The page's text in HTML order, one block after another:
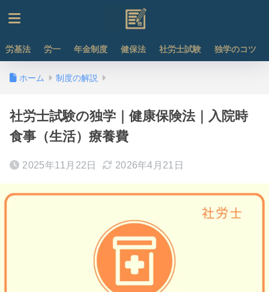
労基法 労一 年金制度 健保法 社労士試験 独学のコツ
ホーム 制度の解説
社労士試験の独学｜健康保険法｜入院時
食事（生活）療養費
2025年11月22日 2026年4月21日